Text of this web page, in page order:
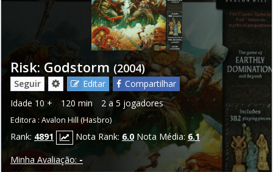
Risk: Godstorm (2004)
Seguir Editar
Compartilhar
Idade 10 + 120 min 2 a 5 jogadores
Editora : Avalon Hill (Hasbro)
Rank: 4891 Nota Rank: 6.0 Nota Média: 6.1
Minha Avaliação: -